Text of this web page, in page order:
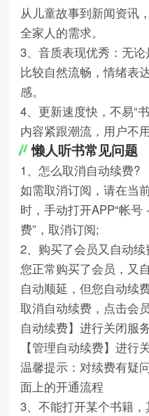
从儿童故事到新闻资讯
全家人的需求。
3、音质表现优秀：无
比较自然流畅，情绪表
感。
4、更新速度快，不易“
内容紧跟潮流，用户不
懒人听书常见问题
1、怎么取消自动续费?
如需取消订阅，请在当
时，手动打开APP“帐
费”，取消订阅;
2、购买了会员又自动
您正常购买了会员，又
自动顺延，但您自动续
取消自动续费，点击会
自动续费】进行关闭服
【管理自动续费】进行
温馨提示：对续费有疑
面上的开通流程
3、不能打开某个书籍